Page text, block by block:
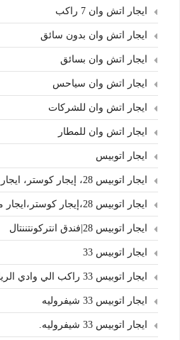
ايجار اتش وان 7 راكب
ايجار اتش وان بدون سائق
ايجار اتش وان بسائق
ايجار اتش وان سياحس
ايجار اتش وان للشركات
ايجار اتش وان للمطار
ايجار اتوبيس
ايجار اتوبيس 28، إيجار كوستر، ايجار ميكروباص
ايجار اتوبيس 28،إيجار كوستر،ايجار ميكروباص
ايجار اتوبيس 28|فندق انتركونتننتال
ايجار اتوبيس 33
ايجار اتوبيس 33 راكب الي وادي الريان
ايجار اتوبيس 33 شيفروليه
ايجار اتوبيس 33 شيفروليه.